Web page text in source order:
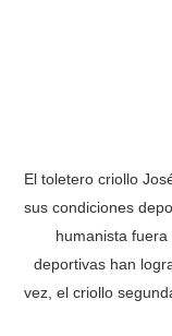
El toletero criollo
sus condiciones
humanista
deportivas han
vez, el criollo